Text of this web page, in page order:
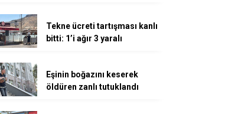
Tekne ücreti tartışması kanlı
bitti: 1’i ağır 3 yaralı
Eşinin boğazını keserek
öldüren zanlı tutuklandı